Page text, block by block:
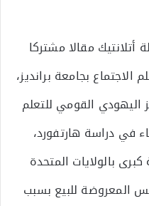
مقالا مشتركا
بجامعة برانديز،
اليهودي القومي للتعلم
في دراسة هارتفورد،
بالولايات المتحدة
المعروضة للبيع بسبب